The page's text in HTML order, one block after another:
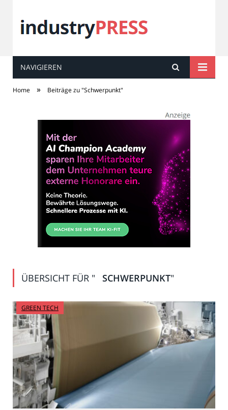
industryPRESS
NAVIGIEREN
Home » Beiträge zu "Schwerpunkt"
ÜBERSICHT FÜR " SCHWERPUNKT"
GREEN TECH